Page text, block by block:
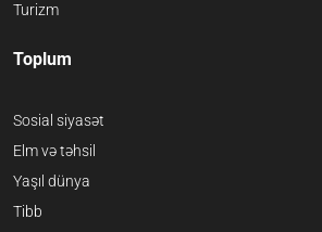
Turizm
Toplum
Sosial siyasət
Elm və təhsil
Yaşıl dünya
Tibb